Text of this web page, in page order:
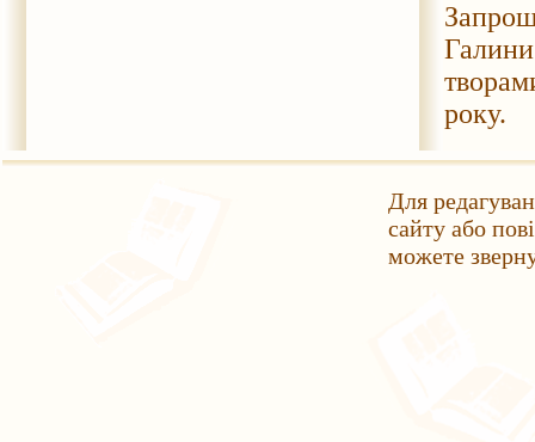
року.
Для
сайту або
можете